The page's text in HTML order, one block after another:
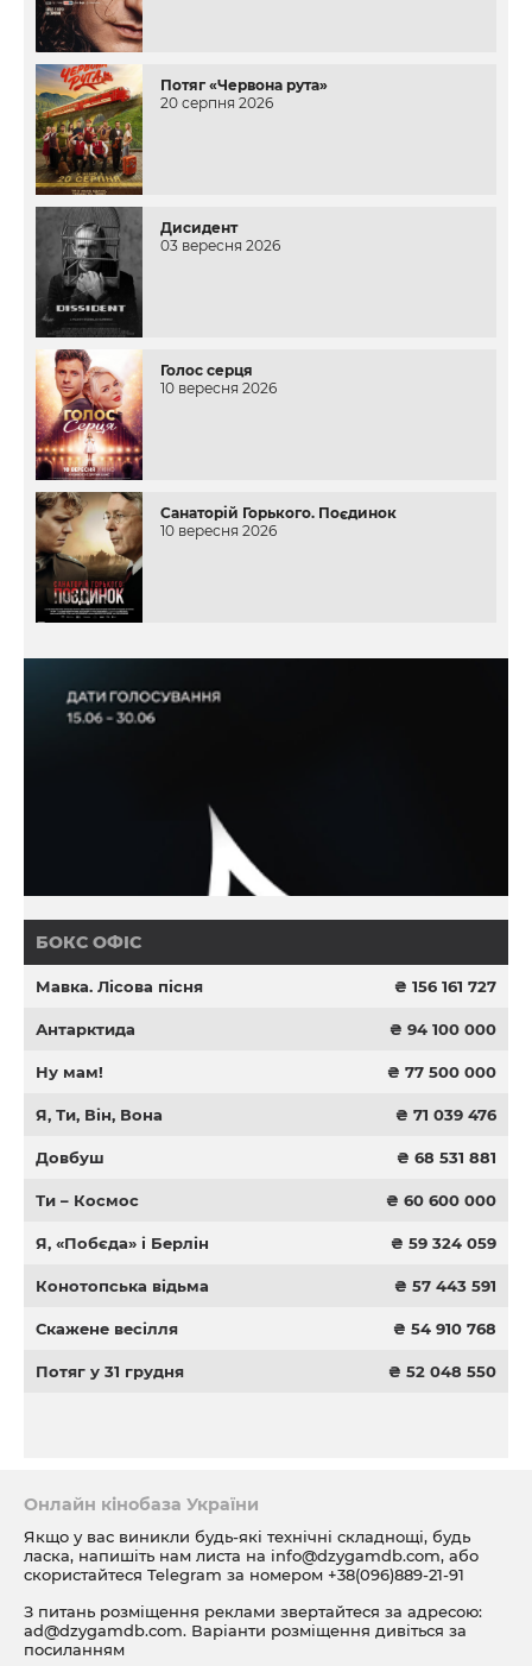
Потяг «Червона рута»
20 серпня 2026
Дисидент
03 вересня 2026
Голос серця
10 вересня 2026
Санаторій Горького. Поєдинок
10 вересня 2026
БОКС ОФІС
Мавка. Лісова пісня ₴ 156 161 727
Антарктида ₴ 94 100 000
Ну мам! ₴ 77 500 000
Я, Ти, Він, Вона ₴ 71 039 476
Довбуш ₴ 68 531 881
Ти – Космос ₴ 60 600 000
Я, «Побєда» і Берлін ₴ 59 324 059
Конотопська відьма ₴ 57 443 591
Скажене весілля ₴ 54 910 768
Потяг у 31 грудня ₴ 52 048 550
Онлайн кінобаза України
Якщо у вас виникли будь-які технічні складнощі, будь
ласка, напишіть нам листа на info@dzygamdb.com, або
скористайтеся Telegram за номером +38(096)889-21-91
З питань розміщення реклами звертайтеся за адресою:
ad@dzygamdb.com. Варіанти розміщення дивіться за
посиланням